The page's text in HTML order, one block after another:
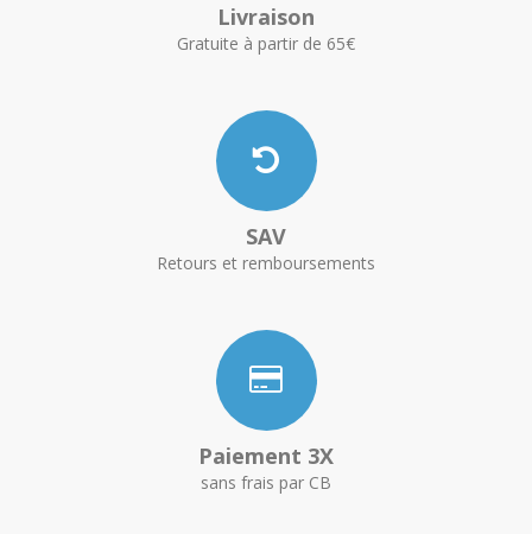
Livraison
Gratuite à partir de 65€
SAV
Retours et remboursements
Paiement 3X
sans frais par CB